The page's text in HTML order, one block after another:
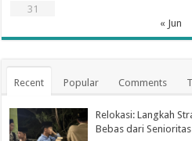
31
« Jun
Recent Popular Comments
Relokasi: Langkah
Bebas dari